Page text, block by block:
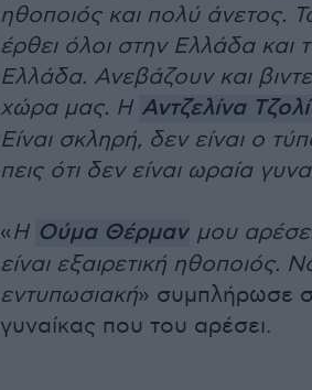
ηθοποιός και πολύ άνετος.
έρθει όλοι στην Ελλάδα και
Ελλάδα. Ανεβάζουν και
χώρα μας. Η Αντζελίνα Τζολί
Είναι σκληρή, δεν είναι ο
πεις ότι δεν είναι ωραία
«Η Ούμα Θέρμαν μου
είναι εξαιρετική ηθοποιός.
εντυπωσιακή» συμπλήρωσε
γυναίκας που του αρέσει.